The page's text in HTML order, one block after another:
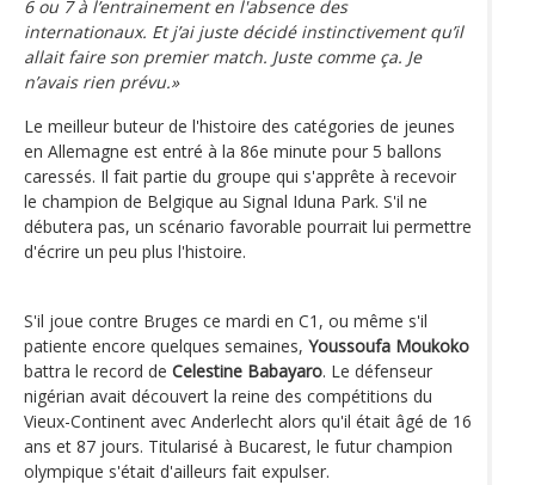
6 ou 7 à l’entrainement en l'absence des
internationaux. Et j’ai juste décidé instinctivement qu’il
allait faire son premier match. Juste comme ça. Je
n’avais rien prévu.»
Le meilleur buteur de l'histoire des catégories de jeunes
en Allemagne est entré à la 86e minute pour 5 ballons
caressés. Il fait partie du groupe qui s'apprête à recevoir
le champion de Belgique au Signal Iduna Park. S'il ne
débutera pas, un scénario favorable pourrait lui permettre
d'écrire un peu plus l'histoire.
S'il joue contre Bruges ce mardi en C1, ou même s'il
patiente encore quelques semaines, Youssoufa Moukoko
battra le record de Celestine Babayaro. Le défenseur
nigérian avait découvert la reine des compétitions du
Vieux-Continent avec Anderlecht alors qu'il était âgé de 16
ans et 87 jours. Titularisé à Bucarest, le futur champion
olympique s'était d'ailleurs fait expulser.